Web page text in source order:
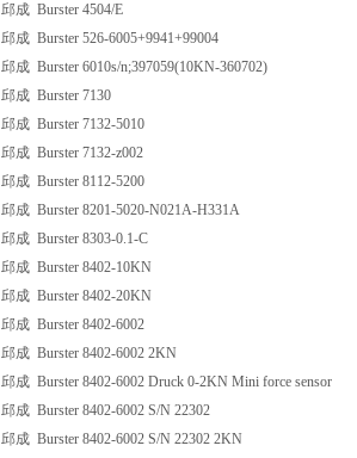
邱成 Burster 4504/E
邱成 Burster 526-6005+9941+99004
邱成 Burster 6010s/n;397059(10KN-360702)
邱成 Burster 7130
邱成 Burster 7132-5010
邱成 Burster 7132-z002
邱成 Burster 8112-5200
邱成 Burster 8201-5020-N021A-H331A
邱成 Burster 8303-0.1-C
邱成 Burster 8402-10KN
邱成 Burster 8402-20KN
邱成 Burster 8402-6002
邱成 Burster 8402-6002 2KN
邱成 Burster 8402-6002 Druck 0-2KN Mini force sensor
邱成 Burster 8402-6002 S/N 22302
邱成 Burster 8402-6002 S/N 22302 2KN